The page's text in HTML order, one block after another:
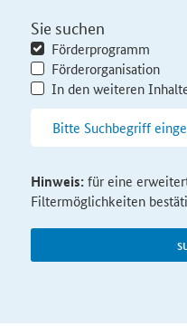
Sie suchen
Förderprogramm
Förderorganisation
In den weiteren
Hinweis:für eine
Filtermöglichkeiten